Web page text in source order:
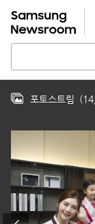
포토스트림 (